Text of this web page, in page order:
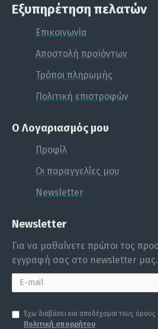
Εξυπηρέτηση πελατών
Επικοινωνία
Αποστολή προϊόντων
Τρόποι πληρωμής
Πολιτική επιστροφών
Ο Λογαριασμός μου
Προφίλ
Οι παραγγελίες μου
Newsletter
Newsletter
Για να μαθαίνετε πρώτοι τος
εγγραφή σας στο newsletter μας.
Έχω διαβάσει και αποδέχομαι τους όρους
Πολιτική απορρήτου